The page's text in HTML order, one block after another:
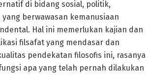
di bidang sosial, politik,
berwawasan kemanusiaan
Hal ini memerlukan kajian dan
filsafat yang mendasar dan
pendekatan filosofis ini, rasanya
apa yang telah pernah dilakukan